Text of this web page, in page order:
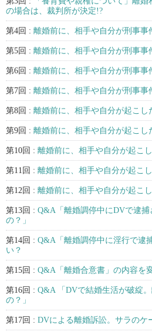
の場合は、裁判所が決定!?
第4回 : 離婚前に、相手や自分が刑事
第5回 : 離婚前に、相手や自分が刑事
第6回 : 離婚前に、相手や自分が刑事
第7回 : 離婚前に、相手や自分が刑事
第8回 : 離婚前に、相手や自分が起こ
第9回 : 離婚前に、相手や自分が起こ
第10回 : 離婚前に、相手や自分が起こ
第11回 : 離婚前に、相手や自分が起こ
第12回 : 離婚前に、相手や自分が起こ
第13回 : Q&A「離婚調停中にDVで逮
の？」
第14回 : Q&A「離婚調停中に淫行で逮
い？
第15回 : Q&A「離婚合意書」の内容を
第16回 : Q&A 「DVで結婚生活が破綻
の？」
第17回 : DVによる離婚訴訟。サラのケ